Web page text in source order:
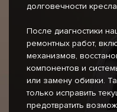
долговечности
После диагностики
ремонтных работ,
механизмов,
компонентов и
или замену обивки.
только исправить
предотвратить